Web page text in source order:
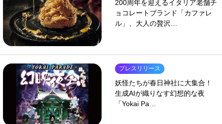
200周年を迎えるイタリア老舗チ
ョコレートブランド「カファレ
ル」、大人の贅沢…
プレスリリース
妖怪たちが春日神社に大集合！
生成AIが織りなす幻想的な夜
「Yokai Pa…